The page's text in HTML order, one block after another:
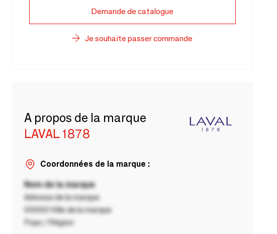
Demande de catalogue
Je souhaite passer commande
A propos de la marque
LAVAL 1878
Coordonnées de la marque :
Nom de la marque
Adresse de la marque
00000 Ville de la marque
Pays / Région